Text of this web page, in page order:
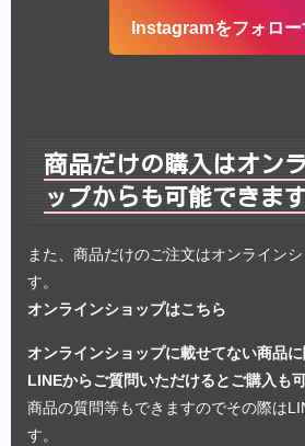
Instagramをフォロー
商品だけの購入はオン
ップからも可能できます
また、商品だけのご注文はオンライン
す。
オンラインショップはこちら
オンラインショップに載せてない商品に
LINEからご質問いただけるとご購入も
商品の質問等もできますのでその際は
す。